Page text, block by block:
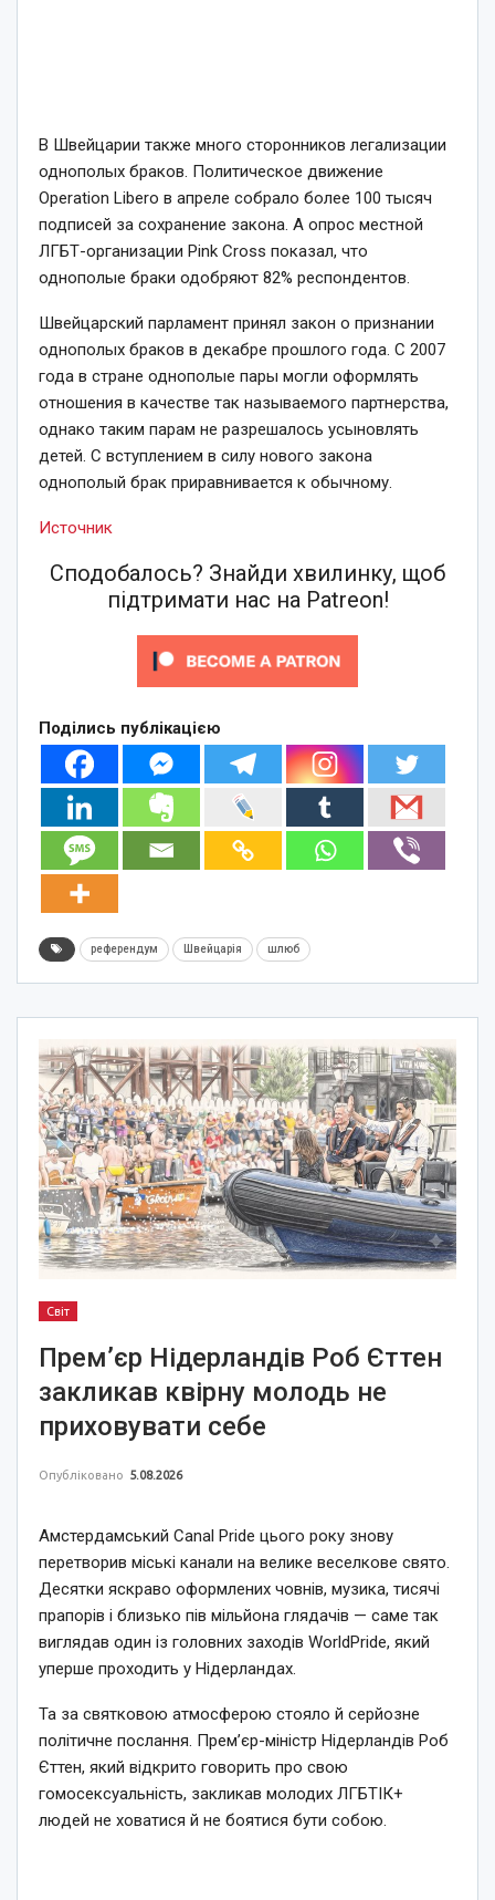
В Швейцарии также много сторонников легализации
однополых браков. Политическое движение
Operation Libero в апреле собрало более 100 тысяч
подписей за сохранение закона. А опрос местной
ЛГБТ-организации Pink Cross показал, что
однополые браки одобряют 82% респондентов.
Швейцарский парламент принял закон о признании
однополых браков в декабре прошлого года. С 2007
года в стране однополые пары могли оформлять
отношения в качестве так называемого партнерства,
однако таким парам не разрешалось усыновлять
детей. С вступлением в силу нового закона
однополый брак приравнивается к обычному.
Источник
Сподобалось? Знайди хвилинку, щоб
підтримати нас на Patreon!
Поділись публікацією
референдум Швейцарія шлюб
Світ
Прем’єр Нідерландів Роб Єттен
закликав квірну молодь не
приховувати себе
Опубліковано 5.08.2026
Амстердамський Canal Pride цього року знову
перетворив міські канали на велике веселкове свято.
Десятки яскраво оформлених човнів, музика, тисячі
прапорів і близько пів мільйона глядачів — саме так
виглядав один із головних заходів WorldPride, який
уперше проходить у Нідерландах.
Та за святковою атмосферою стояло й серйозне
політичне послання. Прем’єр-міністр Нідерландів Роб
Єттен, який відкрито говорить про свою
гомосексуальність, закликав молодих ЛГБТІК+
людей не ховатися й не боятися бути собою.